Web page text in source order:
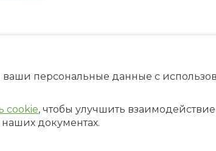
персональные данные с
cookie, чтобы улучшить
наших документах.